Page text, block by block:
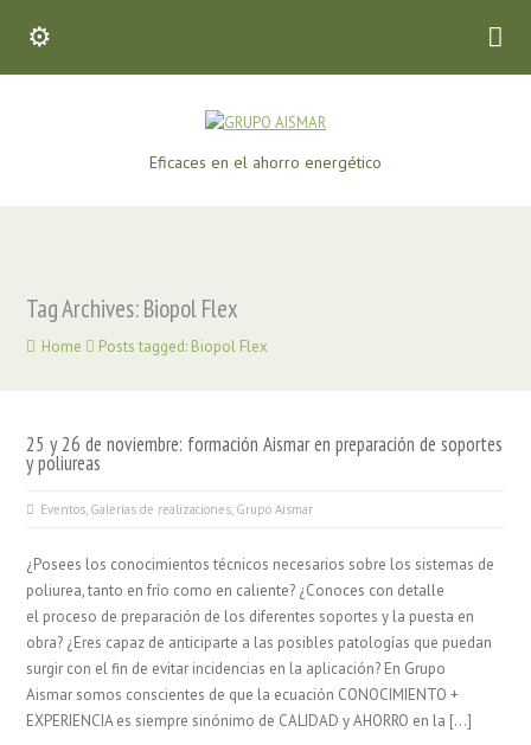
Eficaces en el ahorro energético
Tag Archives: Biopol Flex
Home Posts tagged: Biopol Flex
25 y 26 de noviembre: formación Aismar en preparación de soportes
y poliureas
Eventos, Galerías de realizaciones, Grupo Aismar
¿Posees los conocimientos técnicos necesarios sobre los sistemas de
poliurea, tanto en frío como en caliente? ¿Conoces con detalle
el proceso de preparación de los diferentes soportes y la puesta en
obra? ¿Eres capaz de anticiparte a las posibles patologías que puedan
surgir con el fin de evitar incidencias en la aplicación? En Grupo
Aismar somos conscientes de que la ecuación CONOCIMIENTO +
EXPERIENCIA es siempre sinónimo de CALIDAD y AHORRO en la […]